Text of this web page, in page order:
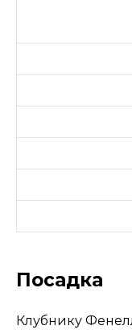
Посадка
Клубнику